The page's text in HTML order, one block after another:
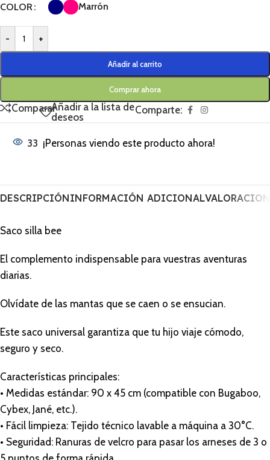
COLOR Marrón
- +
Añadir al carrito
Comprar ahora
CompararAñadir a la lista de
deseos
Comparte:
33 ¡Personas viendo este producto ahora!
DESCRIPCIÓNINFORMACIÓN ADICIONAL
Saco silla bee
El complemento indispensable para vuestras aventuras
diarias.
Olvídate de las mantas que se caen o se ensucian.
Este saco universal garantiza que tu hijo viaje cómodo,
seguro y seco.
Características principales:
• Medidas estándar: 90 x 45 cm (compatible con Bugaboo,
Cybex, Jané, etc.).
• Fácil limpieza: Tejido técnico lavable a máquina a 30°C.
• Seguridad: Ranuras de velcro para pasar los arneses de 3 o